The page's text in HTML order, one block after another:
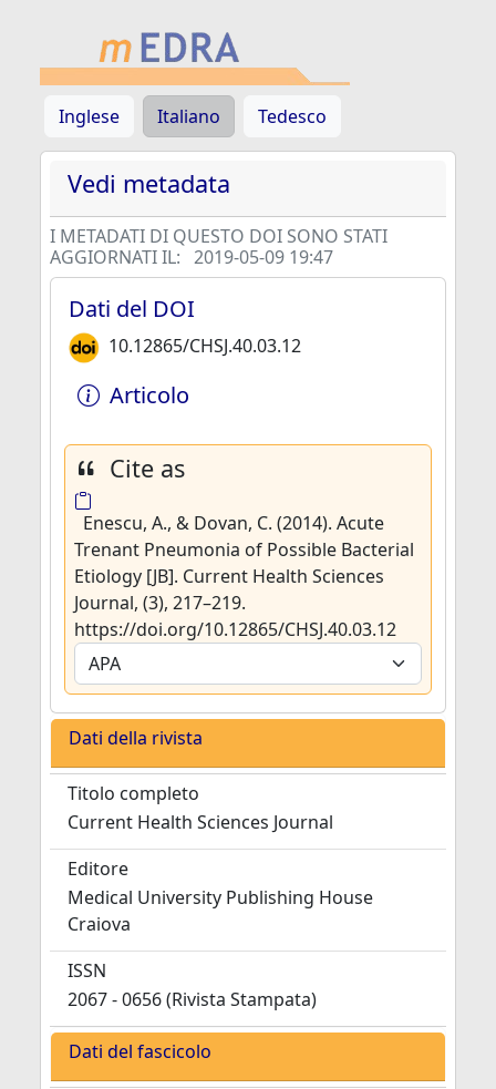
Inglese Italiano Tedesco
Vedi metadata
I METADATI DI QUESTO DOI SONO STATI
AGGIORNATI IL: 2019-05-09 19:47
Dati del DOI
10.12865/CHSJ.40.03.12
Articolo
Cite as
Enescu, A., & Dovan, C. (2014). Acute
Trenant Pneumonia of Possible Bacterial
Etiology [JB]. Current Health Sciences
Journal, (3), 217–219.
https://doi.org/10.12865/CHSJ.40.03.12
Dati della rivista
Titolo completo
Current Health Sciences Journal
Editore
Medical University Publishing House
Craiova
ISSN
2067 - 0656 (Rivista Stampata)
Dati del fascicolo